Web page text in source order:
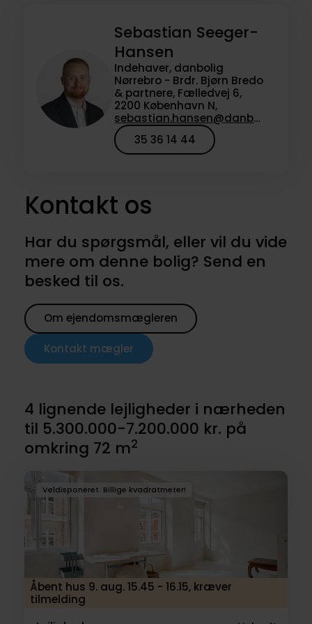
Sebastian Seeger-
Hansen
Indehaver, danbolig
Nørrebro - Brdr. Bjørn Bredo
& partnere, Fælledvej 6,
2200 København N,
sebastian.hansen@danbolig.dk
35 36 14 44
Kontakt os
Har du spørgsmål, eller vil du vide
mere om denne bolig? Send en
besked til os.
Om ejendomsmægleren
Kontakt mægler
4 lignende lejligheder i nærheden
til 5.300.000-7.200.000 kr. på
omkring 72 m2
Veldisponeret. Billige kvadratmeter!
Åbent hus 9. aug. 15.45 - 16.15, kræver
tilmelding